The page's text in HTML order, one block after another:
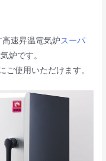
速昇温電気炉スーパ
炉です。
ご使用いただけます。